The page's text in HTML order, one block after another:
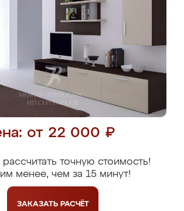
от 22 000 ₽
точную стоимость!
менее, чем за 15 минут!
ЗАКАЗАТЬ РАСЧЁТ